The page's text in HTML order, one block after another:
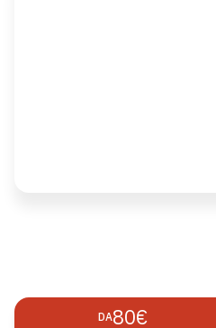
DA80€